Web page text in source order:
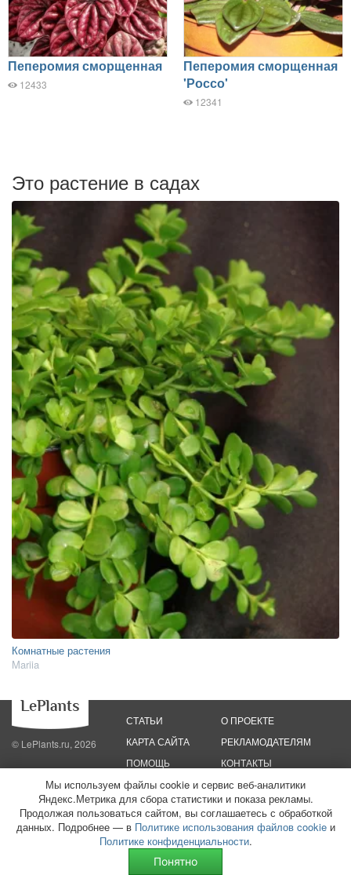
Пеперомия сморщенная
12433
Пеперомия сморщенная
'Россо'
12341
Это растение в садах
Комнатные растения
Mariia
© LePlants.ru, 2026
СТАТЬИ
КАРТА САЙТА
ПОМОЩЬ
О ПРОЕКТЕ
РЕКЛАМОДАТЕЛЯМ
КОНТАКТЫ
Политика конфиденциальности
Политика использования файлов cookie
Пользовательское соглашение
Редакционные стандарты
ООО «Трафик»
ИНН 7813175200 ОГРН 1027806866724
Монетизация
Мы используем файлы cookie и сервис веб-аналитики
Яндекс.Метрика для сбора статистики и показа рекламы.
Продолжая пользоваться сайтом, вы соглашаетесь с обработкой
данных. Подробнее — в Политике использования файлов cookieи
Политике конфиденциальности.
Понятно